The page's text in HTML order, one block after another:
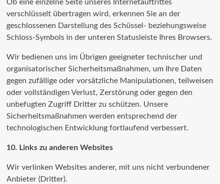
Ob eine einzelne Seite unseres Internetauftrittes
verschlüsselt übertragen wird, erkennen Sie an der
geschlossenen Darstellung des Schüssel- beziehungsweise
Schloss-Symbols in der unteren Statusleiste Ihres Browsers.
Wir bedienen uns im Übrigen geeigneter technischer und
organisatorischer Sicherheitsmaßnahmen, um Ihre Daten
gegen zufällige oder vorsätzliche Manipulationen, teilweisen
oder vollständigen Verlust, Zerstörung oder gegen den
unbefugten Zugriff Dritter zu schützen. Unsere
Sicherheitsmaßnahmen werden entsprechend der
technologischen Entwicklung fortlaufend verbessert.
10. Links zu anderen Websites
Wir verlinken Websites anderer, mit uns nicht verbundener
Anbieter (Dritter).